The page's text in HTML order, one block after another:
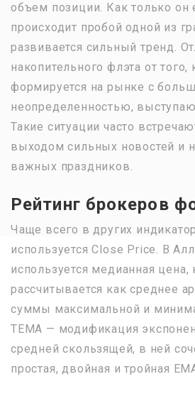
объем позиции. Как только он
происходит пробой одной из
развивается сильный тренд.
накопительного флэта от того,
формируется на рынке с
неопределенностью,
Такие ситуации часто
выходом сильных новостей и
важных праздников.
Рейтинг брокеров
Чаще всего в других
используется Close Price. В
используется медианная цена,
рассчитывается как среднее
суммы максимальной и
ТЕМА — модификация
средней скользящей, в ней
простая, двойная и тройная